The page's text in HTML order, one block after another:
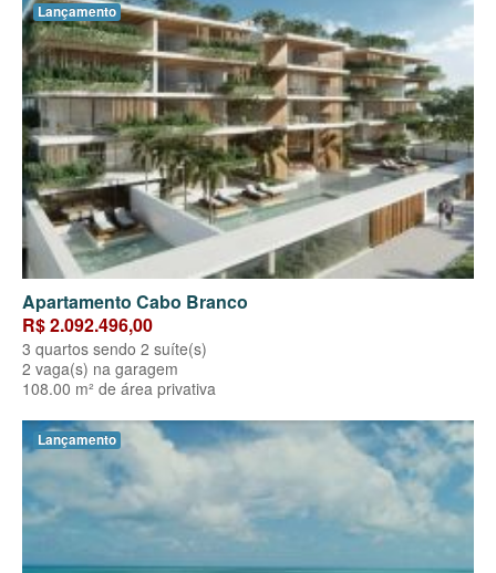
Lançamento
Apartamento Cabo Branco
R$ 2.092.496,00
3 quartos sendo 2 suíte(s)
2 vaga(s) na garagem
108.00 m² de área privativa
Lançamento